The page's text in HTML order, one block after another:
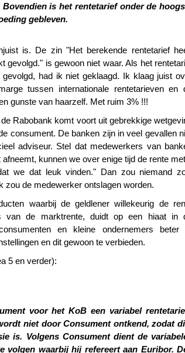
is het rentetarief onder de
gebleven.
is. De zin "Het berekende rentetarief
gevolgd." is gewoon niet waar. Als het
gevolgd, had ik niet geklaagd. Ik klaag juist
tussen internationale rentetarieven en
gunste van haarzelf. Met ruim 3% !!!
Rabobank komt voort uit gebrekkige
consument. De banken zijn in veel gevallen
adviseur. Stel dat medewerkers van
kunnen we over enige tijd de rente
we dat leuk vinden." Dan zou niemand
zou de medewerker ontslagen worden.
waarbij de geldlener willekeurig de
van de marktrente, duidt op een hiaat in
en kleine ondernemers beter
en dit gewoon te verbieden.
5 en verder):
voor het KoB een variabel
niet door Consument ontkend, zodat
is. Volgens Consument dient de
volgen waarbij hij refereert aan Euribor.